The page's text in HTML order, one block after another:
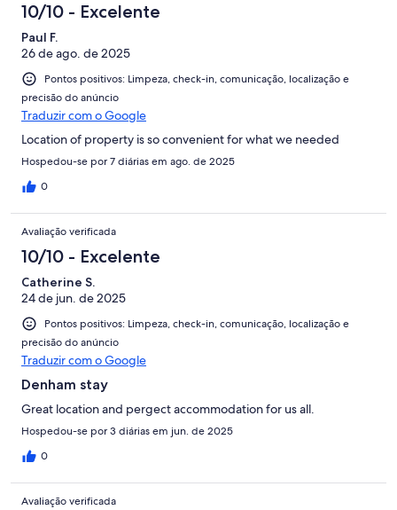
10/10 - Excelente
Paul F.
26 de ago. de 2025
Pontos positivos: Limpeza, check-in, comunicação, localização e
precisão do anúncio
Traduzir com o Google
Location of property is so convenient for what we needed
Hospedou-se por 7 diárias em ago. de 2025
0
Avaliação verificada
10/10 - Excelente
Catherine S.
24 de jun. de 2025
Pontos positivos: Limpeza, check-in, comunicação, localização e
precisão do anúncio
Traduzir com o Google
Denham stay
Great location and pergect accommodation for us all.
Hospedou-se por 3 diárias em jun. de 2025
0
Avaliação verificada